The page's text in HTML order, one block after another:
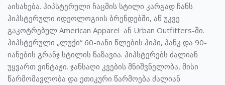
აისახება. ჰიპსტერული ჩაცმის სტილი კარგად ჩანს
ჰიპსტერული იდეოლოგიის ბრენდებში, აწ უკვე
გაკოტრებულ American Apparel ან Urban Outfitters-ში.
ჰიპსტერული „ლუქი“ 60-იანი წლების ჰიპი, პანკ და 90-
იანების გრანჯ სტილის ნაზავია. ჰიპსტერებს ძალიან
უყვართ ვინტაჟი. ჯანსაღი კვების მნიშვნელობა, მისი
წარმომავლობა და ეთიკური წარმოება ძალიან